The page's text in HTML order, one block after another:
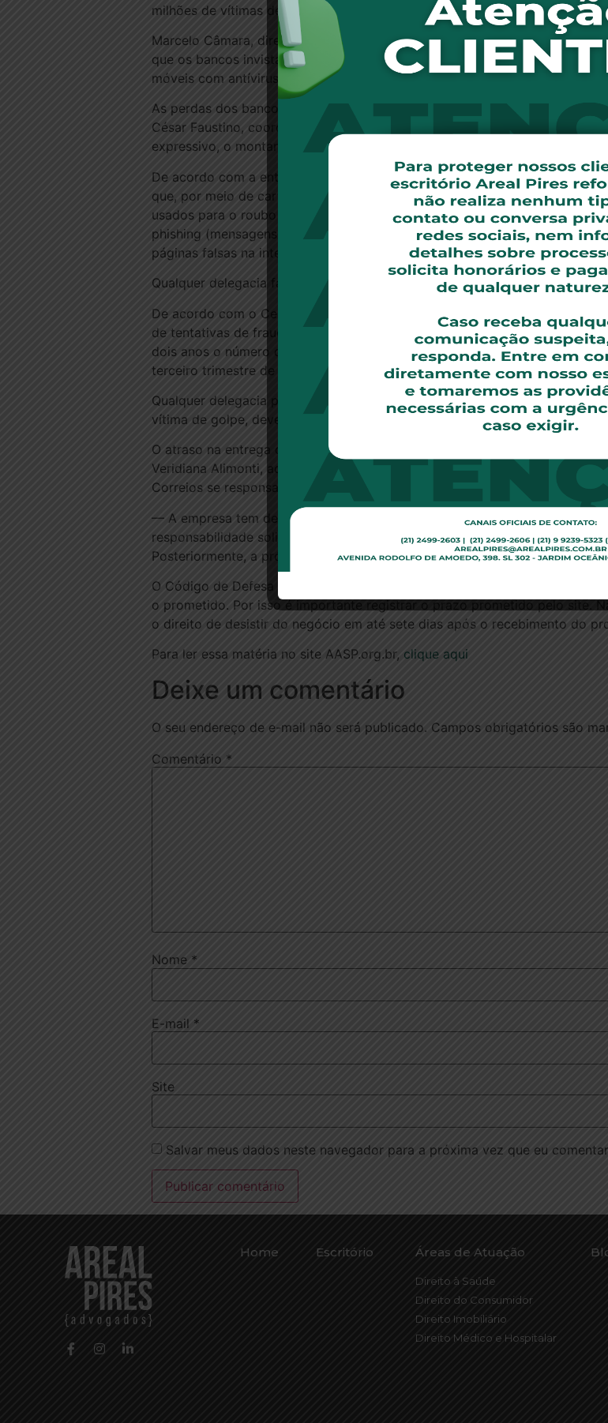
milhões de vítimas de vários estados. Os presos irão responder por
Marcelo Câmara, diretor setorial de Prevenção a Fraudes da Federação
que os bancos invistam em equipamentos e ferramentas de segurança e
móveis com antívirus, por exemplo, o comportamento do consumidor é
As perdas dos bancos brasileiros decorrentes de fraudes eletrônicas
César Faustino, coordenador da subcomissão de Prevenção a Fraudes
expressivo, o montante representa menos que 0,007% das transações
De acordo com a entidade, uma das estratégias típicas dos golpistas é o
que, por meio de cartões virtuais animados, jogos e protetores de tela, se
usados para o roubo de dados pessoais. Mas, no Brasil, essa modalidade
phishing (mensagens instantâneas, de e-mail ou SMS que roubam dados
páginas falsas na internet, que simulam os canais oficias de empresas ou
Qualquer delegacia faz o registro
De acordo com o Centro de Estudos, Resposta e Tratamento de
de tentativas de fraudes com objetivos financeiros, envolvendo o uso de
dois anos o número de registros anuais dessas ocorrências praticamente
terceiro trimestre de 2012.
Qualquer delegacia pode registrar um boletim de ocorrência relativo a
vítima de golpe, deve procurar o banco ou a operadora do cartão de
O atraso na entrega de encomendas é outro problema que consumidores
Veridiana Alimonti, advogada do Instituto Brasileiro de Defesa do
Correios se responsabilizem pelos atrasos.
— A empresa tem de postar a mercadoria no prazo. Se foi o Correio que
responsabilidade solidária da empresa com o consumidor, já que poderia
Posteriormente, a própria empresa pode procurar ser ressarcida pelos
O Código de Defesa do Consumidor (CDC) não especifica prazos para a
o prometido. Por isso é importante registrar o prazo prometido pelo site.
o direito de desistir do negócio em até sete dias após o recebimento do
Para ler essa matéria no site AASP.org.br, clique aqui
Deixe um comentário
O seu endereço de e-mail não será publicado. Campos obrigatórios são
Comentário *
Nome *
E-mail *
Site
Salvar meus dados neste navegador para a próxima vez que eu
Home Escritório Áreas de Atuação
Direito à Saúde
Direito do Consumidor
Direito Imobiliário
Direito Médico e Hospitalar